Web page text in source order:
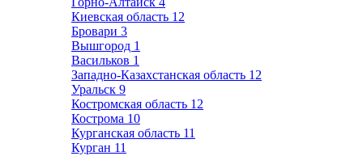
Киевская область 12
Бровари 3
Вышгород 1
Васильков 1
Западно-Казахстанская область 12
Уральск 9
Костромская область 12
Кострома 10
Курганская область 11
Курган 11